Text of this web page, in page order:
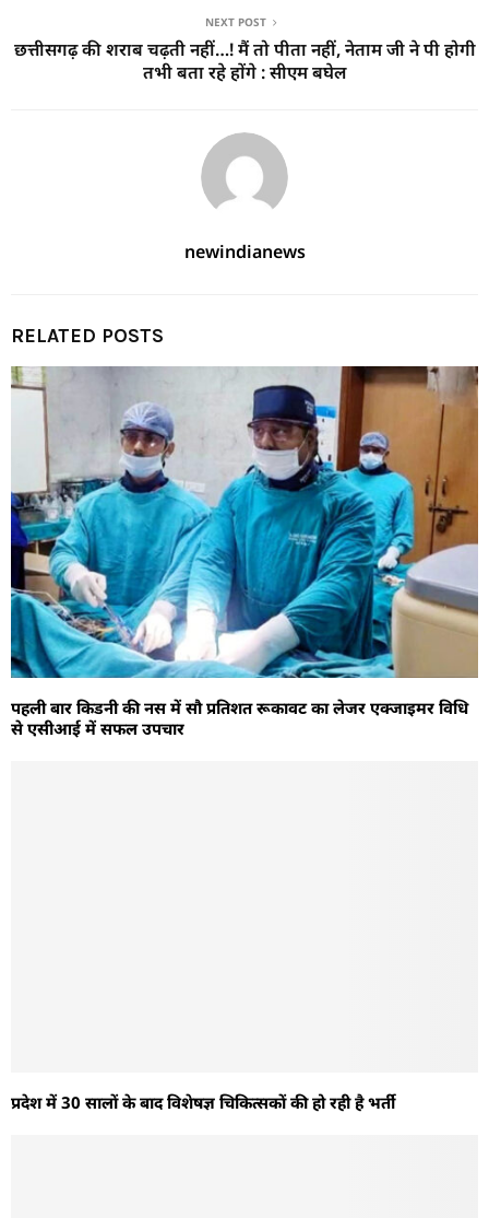
NEXT POST
छत्तीसगढ़ की शराब चढ़ती नहीं…! मैं तो पीता नहीं, नेताम जी ने पी होगी
तभी बता रहे होंगे : सीएम बघेल
newindianews
RELATED POSTS
पहली बार किडनी की नस में सौ प्रतिशत रूकावट का लेजर एक्जाइमर विधि
से एसीआई में सफल उपचार
प्रदेश में 30 सालों के बाद विशेषज्ञ चिकित्सकों की हो रही है भर्ती